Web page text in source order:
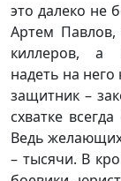
это далеко не
Артем Павлов,
киллеров, а
надеть на
защитник –
схватке
Ведь желающих
– тысячи. В